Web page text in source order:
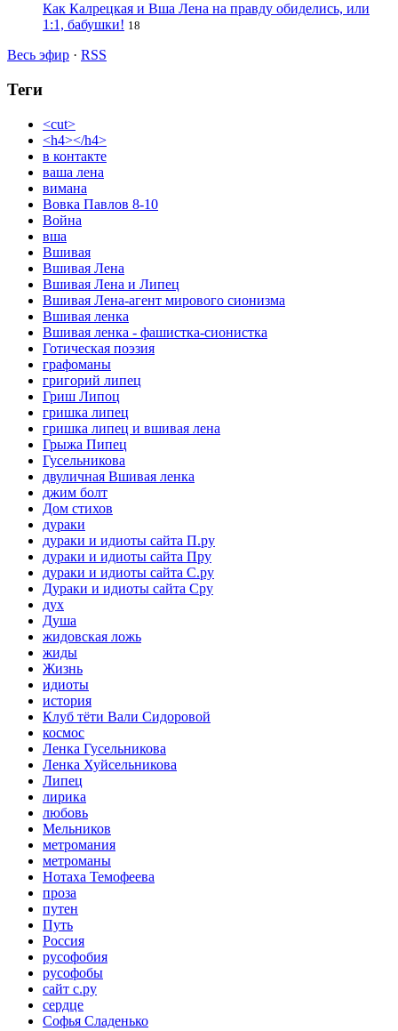
Как Калрецкая и Вша Лена на правду обиделись, или
1:1, бабушки! 18
Весь эфир · RSS
Теги
<cut>
<h4></h4>
в контакте
ваша лена
вимана
Вовка Павлов 8-10
Война
вша
Вшивая
Вшивая Лена
Вшивая Лена и Липец
Вшивая Лена-агент мирового сионизма
Вшивая ленка
Вшивая ленка - фашистка-сионистка
Готическая поэзия
графоманы
григорий липец
Гриш Липоц
гришка липец
гришка липец и вшивая лена
Грыжа Пипец
Гусельникова
двуличная Вшивая ленка
джим болт
Дом стихов
дураки
дураки и идиоты сайта П.ру
дураки и идиоты сайта Пру
дураки и идиоты сайта С.ру
Дураки и идиоты сайта Сру
дух
Душа
жидовская ложь
жиды
Жизнь
идиоты
история
Клуб тёти Вали Сидоровой
космос
Ленка Гусельникова
Ленка Хуйсельникова
Липец
лирика
любовь
Мельников
метромания
метроманы
Нотаха Темофеева
проза
путен
Путь
Россия
русофобия
русофобы
сайт с.ру
сердце
Софья Сладенько